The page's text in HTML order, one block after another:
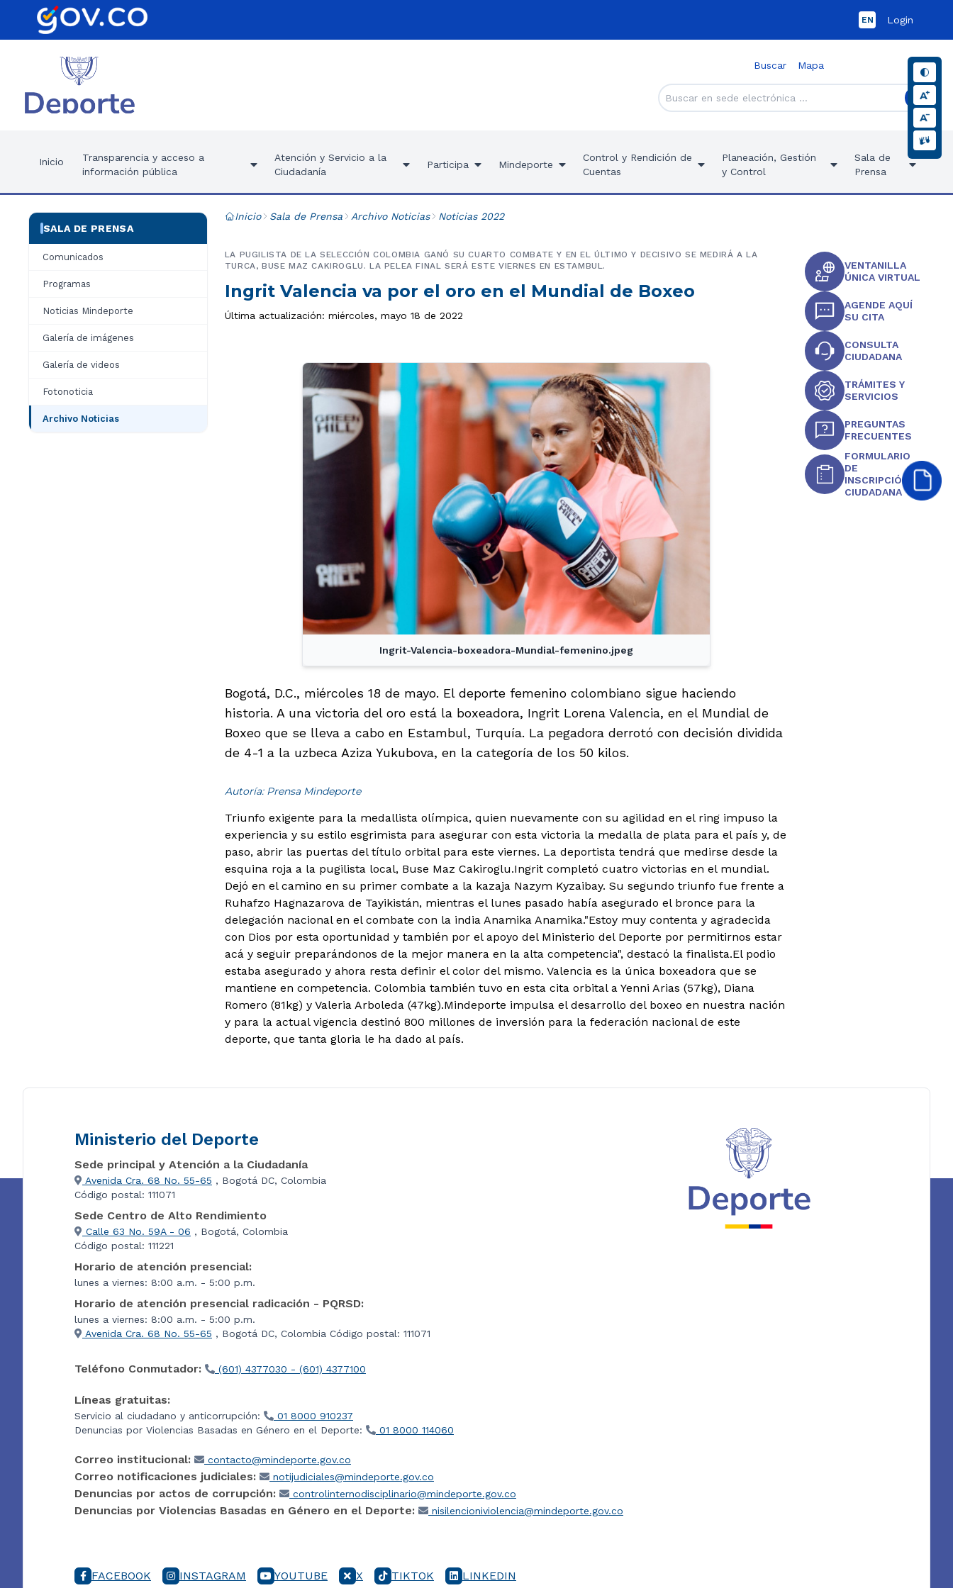
EN Login
Buscar Mapa
Inicio
Transparencia y acceso a
información pública
Atención y Servicio a la
Ciudadanía
Participa Mindeporte
Control y Rendición de
Cuentas
Planeación, Gestión
y Control
Sala de
Prensa
SALA DE PRENSA
Comunicados
Programas
Noticias Mindeporte
Galería de imágenes
Galería de videos
Fotonoticia
Archivo Noticias
Inicio Sala de Prensa Archivo Noticias Noticias 2022
Ingrit Valencia va por el oro en el Mundial de Boxeo
LA PUGILISTA DE LA SELECCIÓN COLOMBIA GANÓ SU CUARTO COMBATE Y EN EL ÚLTIMO Y DECISIVO SE MEDIRÁ A LA
TURCA, BUSE MAZ CAKIROGLU. LA PELEA FINAL SERÁ ESTE VIERNES EN ESTAMBUL.
Última actualización: miércoles, mayo 18 de 2022
Ingrit-Valencia-boxeadora-Mundial-femenino.jpeg
Bogotá, D.C., miércoles 18 de mayo. El deporte femenino colombiano sigue haciendo
historia. A una victoria del oro está la boxeadora, Ingrit Lorena Valencia, en el Mundial de
Boxeo que se lleva a cabo en Estambul, Turquía. La pegadora derrotó con decisión dividida
de 4-1 a la uzbeca Aziza Yukubova, en la categoría de los 50 kilos.
Autoría: Prensa Mindeporte
Triunfo exigente para la medallista olímpica, quien nuevamente con su agilidad en el ring impuso la
experiencia y su estilo esgrimista para asegurar con esta victoria la medalla de plata para el país y, de
paso, abrir las puertas del título orbital para este viernes. La deportista tendrá que medirse desde la
esquina roja a la pugilista local, Buse Maz Cakiroglu.Ingrit completó cuatro victorias en el mundial.
Dejó en el camino en su primer combate a la kazaja Nazym Kyzaibay. Su segundo triunfo fue frente a
Ruhafzo Hagnazarova de Tayikistán, mientras el lunes pasado había asegurado el bronce para la
delegación nacional en el combate con la india Anamika Anamika."Estoy muy contenta y agradecida
con Dios por esta oportunidad y también por el apoyo del Ministerio del Deporte por permitirnos estar
acá y seguir preparándonos de la mejor manera en la alta competencia", destacó la finalista.El podio
estaba asegurado y ahora resta definir el color del mismo. Valencia es la única boxeadora que se
mantiene en competencia. Colombia también tuvo en esta cita orbital a Yenni Arias (57kg), Diana
Romero (81kg) y Valeria Arboleda (47kg).Mindeporte impulsa el desarrollo del boxeo en nuestra nación
y para la actual vigencia destinó 800 millones de inversión para la federación nacional de este
deporte, que tanta gloria le ha dado al país.
VENTANILLA
ÚNICA VIRTUAL
AGENDE AQUÍ
SU CITA
CONSULTA
CIUDADANA
TRÁMITES Y
SERVICIOS
PREGUNTAS
FRECUENTES
FORMULARIO
DE
INSCRIPCIÓN
CIUDADANA
Ministerio del Deporte
Sede principal y Atención a la Ciudadanía
Avenida Cra. 68 No. 55-65 , Bogotá DC, Colombia
Código postal: 111071
Sede Centro de Alto Rendimiento
Calle 63 No. 59A - 06 , Bogotá, Colombia
Código postal: 111221
Horario de atención presencial:
lunes a viernes: 8:00 a.m. - 5:00 p.m.
Horario de atención presencial radicación - PQRSD:
lunes a viernes: 8:00 a.m. - 5:00 p.m.
Avenida Cra. 68 No. 55-65 , Bogotá DC, Colombia Código postal: 111071
Teléfono Conmutador: (601) 4377030 - (601) 4377100
Líneas gratuitas:
Servicio al ciudadano y anticorrupción:
01 8000 910237
Denuncias por Violencias Basadas en Género en el Deporte:
01 8000 114060
Correo institucional: contacto@mindeporte.gov.co
Correo notificaciones judiciales: notijudiciales@mindeporte.gov.co
Denuncias por actos de corrupción: controlinternodisciplinario@mindeporte.gov.co
Denuncias por Violencias Basadas en Género en el Deporte: nisilencioniviolencia@mindeporte.gov.co
FACEBOOK INSTAGRAM YOUTUBE X TIKTOK LINKEDIN